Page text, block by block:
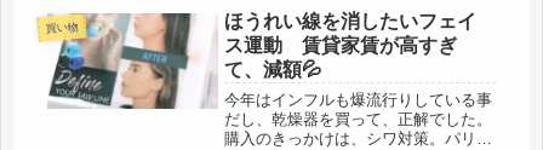
らうつもりで。知らないことは、なん
でも恥ずかしがらずに、質問するタイ
プで...
買い物
ほうれい線を消したいフェイ
ス運動 賃貸家賃が高すぎ
て、減額💦
今年はインフルも爆流行りしている事
だし、乾燥器を買って、正解でした。
購入のきっかけは、シワ対策。パリパ